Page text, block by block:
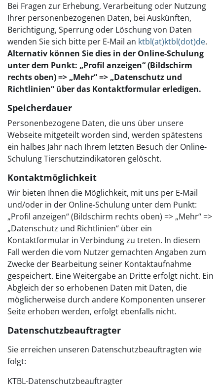
Bei Fragen zur Erhebung, Verarbeitung oder Nutzung
Ihrer personenbezogenen Daten, bei Auskünften,
Berichtigung, Sperrung oder Löschung von Daten
wenden Sie sich bitte per E-Mail an ktbl(at)ktbl(dot)de.
Alternativ können Sie dies in der Online-Schulung
unter dem Punkt: „Profil anzeigen“ (Bildschirm
rechts oben) => „Mehr“ => „Datenschutz und
Richtlinien“ über das Kontaktformular erledigen.
Speicherdauer
Personenbezogene Daten, die uns über unsere
Webseite mitgeteilt worden sind, werden spätestens
ein halbes Jahr nach Ihrem letzten Besuch der Online-
Schulung Tierschutzindikatoren gelöscht.
Kontaktmöglichkeit
Wir bieten Ihnen die Möglichkeit, mit uns per E-Mail
und/oder in der Online-Schulung unter dem Punkt:
„Profil anzeigen“ (Bildschirm rechts oben) => „Mehr“ =>
„Datenschutz und Richtlinien“ über ein
Kontaktformular in Verbindung zu treten. In diesem
Fall werden die vom Nutzer gemachten Angaben zum
Zwecke der Bearbeitung seiner Kontaktaufnahme
gespeichert. Eine Weitergabe an Dritte erfolgt nicht. Ein
Abgleich der so erhobenen Daten mit Daten, die
möglicherweise durch andere Komponenten unserer
Seite erhoben werden, erfolgt ebenfalls nicht.
Datenschutzbeauftragter
Sie erreichen unseren Datenschutzbeauftragten wie
folgt:
KTBL-Datenschutzbeauftragter